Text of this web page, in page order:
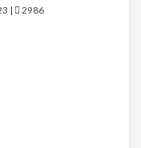
| 2986